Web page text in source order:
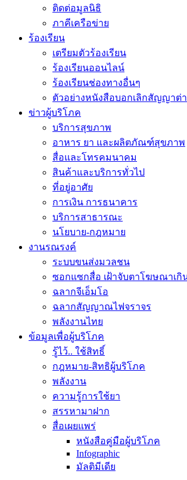
ติดต่อมูลนิธิ
ภาคีเครือข่าย
ร้องเรียน
เตรียมตัวร้องเรียน
ร้องเรียนออนไลน์
ร้องเรียนช่องทางอื่นๆ
ตัวอย่างหนังสือบอกเลิกสัญญาต่า
ข่าวผู้บริโภค
บริการสุขภาพ
อาหาร ยา และผลิตภัณฑ์สุขภาพ
สื่อและโทรคมนาคม
สินค้าและบริการทั่วไป
ที่อยู่อาศัย
การเงิน การธนาคาร
บริการสาธารณะ
นโยบาย-กฎหมาย
งานรณรงค์
ระบบขนส่งมวลชน
ซอกแซกสื่อ เฝ้าจับตาโฆษณาเกิ
ฉลากจีเอ็มโอ
ฉลากสัญญาณไฟจราจร
พลังงานไทย
ข้อมูลเพื่อผู้บริโภค
รู้ไว้.. ใช้สิทธิ์
กฎหมาย-สิทธิผู้บริโภค
พลังงาน
ความรู้การใช้ยา
สรรหามาฝาก
สื่อเผยแพร่
หนังสือคู่มือผู้บริโภค
Infographic
มัลติมีเดีย